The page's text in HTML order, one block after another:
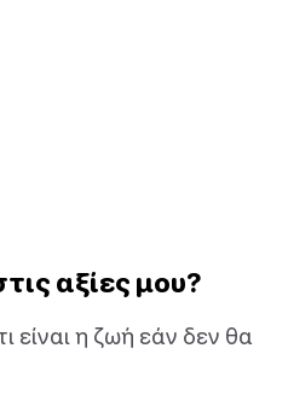
αξίες μου?
είναι η ζωή εάν δεν θα